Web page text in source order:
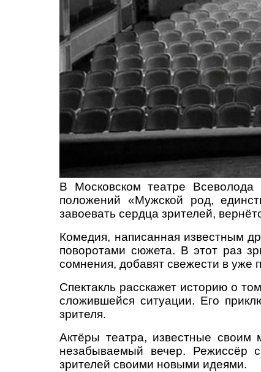
В Московском театре Всеволода
положений «Мужской род,
завоевать сердца зрителей,
Комедия, написанная известным
поворотами сюжета. В этот раз
сомнения, добавят свежести в уже
Спектакль расскажет историю о
сложившейся ситуации. Его
зрителя.
Актёры театра, известные своим
незабываемый вечер. Режиссёр
зрителей своими новыми идеями.